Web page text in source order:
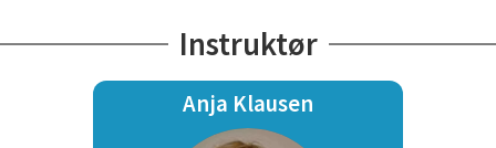
Instruktør
Anja Klausen